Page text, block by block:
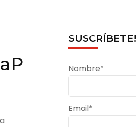
SUSCRÍBETE!
Nombre*
Email*